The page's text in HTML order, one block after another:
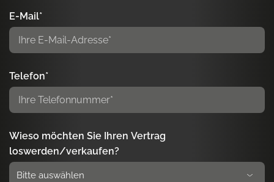
E-Mail*
Telefon*
Wieso möchten Sie Ihren Vertrag
loswerden/verkaufen?